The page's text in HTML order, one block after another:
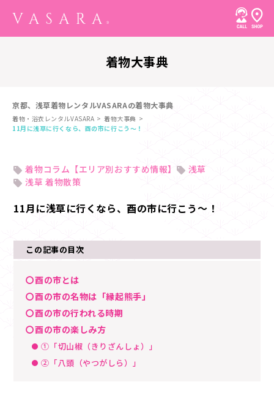
着物大事典
京都、浅草着物レンタルVASARAの着物大事典
着物・浴衣レンタルVASARA
着物大事典
11月に浅草に行くなら、酉の市に行こう～！
着物コラム【エリア別おすすめ情報】
浅草
浅草 着物散策
11月に浅草に行くなら、酉の市に行こう～！
この記事の目次
〇酉の市とは
〇酉の市の名物は「縁起熊手」
〇酉の市の行われる時期
〇酉の市の楽しみ方
①「切山椒（きりざんしょ）」
②「八頭（やつがしら）」